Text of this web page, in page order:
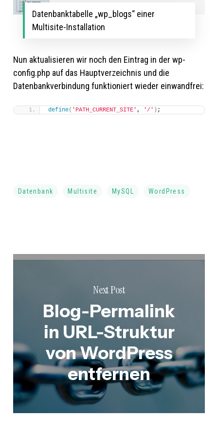
Datenbanktabelle „wp_blogs“ einer
Multisite-Installation
Nun aktualisieren wir noch den Eintrag in der wp-
config.php auf das Hauptverzeichnis und die
Datenbankverbindung funktioniert wieder einwandfrei:
define( 'PATH_CURRENT_SITE' , '/' ) ;
Datenbank Multisite MySQL WordPress
Next Post
Blog-Permalink
in URL-Struktur
von WordPress
entfernen